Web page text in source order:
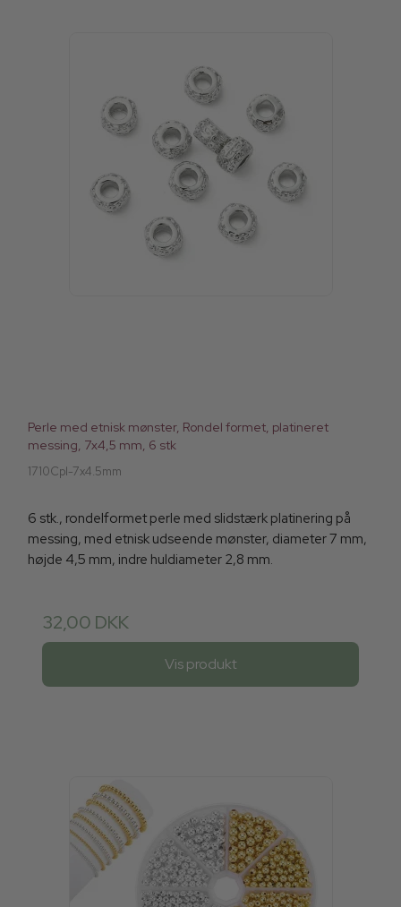
Perle med etnisk mønster, Rondel formet, platineret
messing, 7x4,5 mm, 6 stk
1710Cpl-7x4.5mm
6 stk., rondelformet perle med slidstærk platinering på
messing, med etnisk udseende mønster, diameter 7 mm,
højde 4,5 mm, indre huldiameter 2,8 mm.
32,00 DKK
Vis produkt